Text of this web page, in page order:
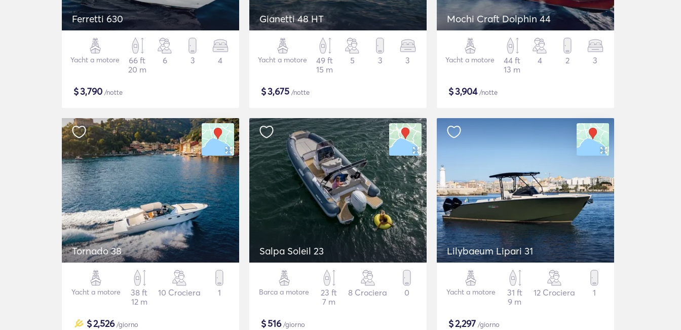
Ferretti 630
Yacht a motore
66 ft
20 m
6 3 4
$3,790 /notte
Gianetti 48 HT
Yacht a motore
49 ft
15 m
5 3 3
$3,675 /notte
Mochi Craft Dolphin 44
Yacht a motore
44 ft
13 m
4 2 3
$3,904/notte
Tornado 38
Yacht a motore
38 ft
12 m
10 Crociera 1
$2,526/giorno
Salpa Soleil 23
Barca a motore
23 ft
7 m
8 Crociera 0
$516/giorno
Lilybaeum Lipari 31
Yacht a motore
31 ft
9 m
12 Crociera 1
$2,297 /giorno